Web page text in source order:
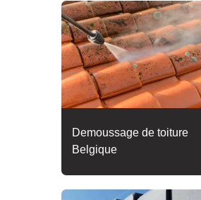
Demoussage de toiture
Belgique